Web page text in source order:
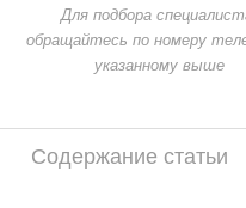
Для подбора
обращайтесь по номеру
указанному выше
Содержание статьи